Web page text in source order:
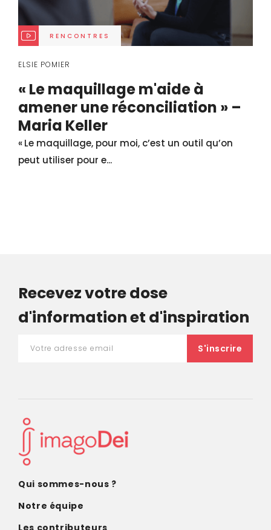
RENCONTRES
ELSIE POMIER
« Le maquillage m'aide à
amener une réconciliation » –
Maria Keller
« Le maquillage, pour moi, c’est un outil qu’on
peut utiliser pour e...
Recevez votre dose
d'information et d'inspiration
Qui sommes-nous ?
Notre équipe